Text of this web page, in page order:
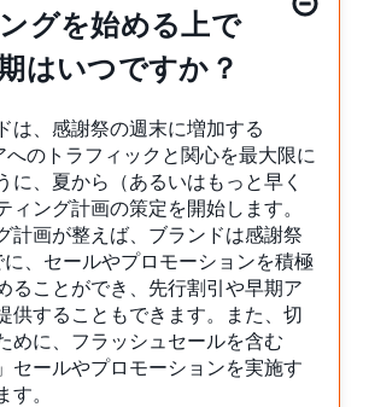
グを始める上で
はいつですか？
は、感謝祭の週末に増加する
のトラフィックと関心を最大限に
に、夏から（あるいはもっと早く
ィング計画の策定を開始します。
計画が整えば、ブランドは感謝祭
、セールやプロモーションを積極
ることができ、先行割引や早期ア
供することもできます。また、切
めに、フラッシュセールを含む
セールやプロモーションを実施す
。